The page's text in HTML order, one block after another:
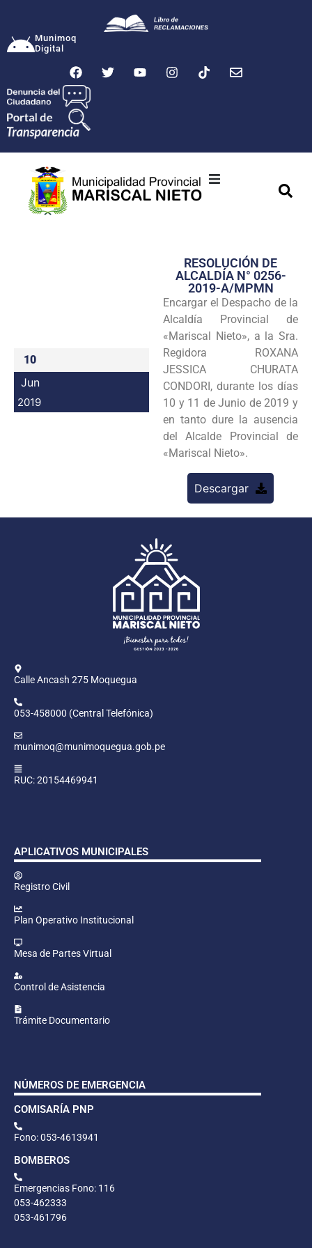
Munimoq
Digital
Transparencia
Seguridad
Programas
10
Jun
2019
RESOLUCIÓN DE
ALCALDÍA N° 0256-
2019-A/MPMN
Encargar el Despacho de la
Alcaldía Provincial de
«Mariscal Nieto», a la Sra.
Regidora ROXANA
JESSICA CHURATA
CONDORI, durante los días
10 y 11 de Junio de 2019 y
en tanto dure la ausencia
del Alcalde Provincial de
«Mariscal Nieto».
Descargar
Calle Ancash 275 Moquegua
053-458000 (Central Telefónica)
munimoq@munimoquegua.gob.pe
RUC: 20154469941
APLICATIVOS MUNICIPALES
Registro Civil
Plan Operativo Institucional
Mesa de Partes Virtual
Control de Asistencia
Trámite Documentario
NÚMEROS DE EMERGENCIA
COMISARÍA PNP
Fono: 053-4613941
BOMBEROS
Emergencias Fono: 116
053-462333
053-461796